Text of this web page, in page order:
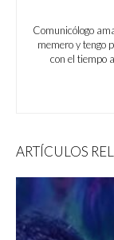
Comunicólogo
memero y tengo
con el tiempo
ARTÍCULOS